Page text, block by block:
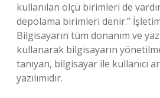
kullanılan ölçü birimleri de
depolama birimleri denir.”
Bilgisayarın tüm donanım ve
kullanarak bilgisayarın
tanıyan, bilgisayar ile kullanıcı
yazılımıdır.